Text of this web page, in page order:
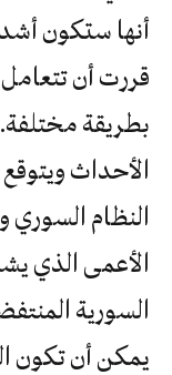
أنها ستكون
قررت أن تتعامل
بطريقة
الأحداث
النظام السوري
الأعمى الذي
السورية
يمكن أن تكون